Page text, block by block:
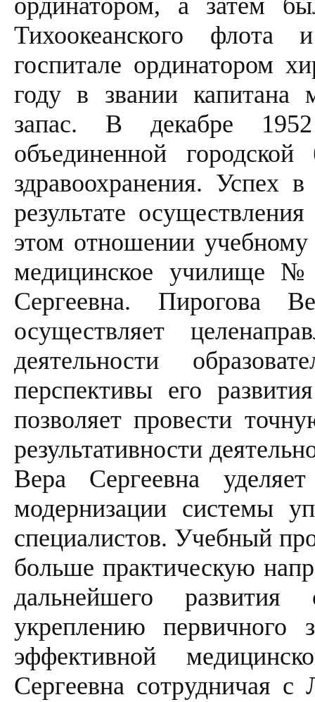
Тихоокеанского флота
госпитале ординатором
году в звании капитана
запас. В декабре
объединенной
здравоохранения. Успех
результате
этом отношении
медицинское училище №
Сергеевна. Пирогова
осуществляет
деятельности
перспективы его
позволяет провести
результативности
Вера Сергеевна
модернизации системы
специалистов. Учебный
больше практическую
дальнейшего развития
укреплению первичного
эффективной
Сергеевна сотрудничая